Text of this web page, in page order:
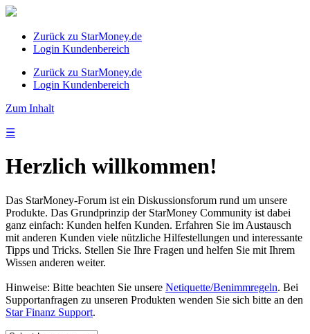
Zurück zu StarMoney.de
Login Kundenbereich
Zurück zu StarMoney.de
Login Kundenbereich
Zum Inhalt
☰
Herzlich willkommen!
Das StarMoney-Forum ist ein Diskussionsforum rund um unsere
Produkte. Das Grundprinzip der StarMoney Community ist dabei
ganz einfach: Kunden helfen Kunden. Erfahren Sie im Austausch
mit anderen Kunden viele nützliche Hilfestellungen und interessante
Tipps und Tricks. Stellen Sie Ihre Fragen und helfen Sie mit Ihrem
Wissen anderen weiter.
Hinweise: Bitte beachten Sie unsere Netiquette/Benimmregeln. Bei
Supportanfragen zu unseren Produkten wenden Sie sich bitte an den
Star Finanz Support.